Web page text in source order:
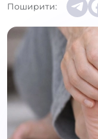
Поширити: